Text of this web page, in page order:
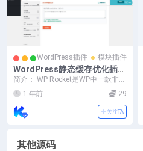
WordPress插件 模块插件
WordPress静态缓存优化插件
–WP Rocket v3.19 破解版下
载
简介： WP Rocket是WP中一款非常
优秀的缓存插件，他可以生成网站
静态缓存...
1 年前 29
关注TA
其他源码